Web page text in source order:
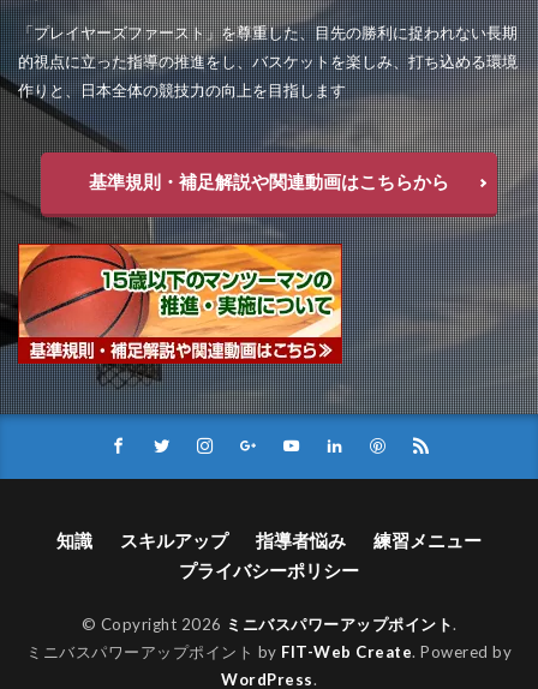
「プレイヤーズファースト」を尊重した、目先の勝利に捉われない長期
的視点に立った指導の推進をし、バスケットを楽しみ、打ち込める環境
作りと、日本全体の競技力の向上を目指します
基準規則・補足解説や関連動画はこちらから
知識 スキルアップ 指導者悩み
練習メニュー
プライバシーポリシー
© Copyright 2026 ミニバスパワーアップポイント.
ミニバスパワーアップポイント by FIT-Web Create. Powered by
WordPress.